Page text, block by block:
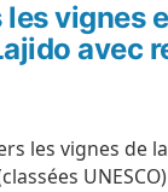
o
les vignes
avec
les vignes de
UNESCO)